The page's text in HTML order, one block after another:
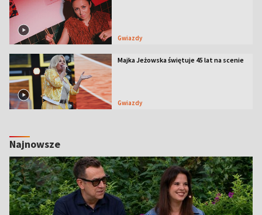
Gwiazdy
Majka Jeżowska świętuje 45 lat na scenie
Gwiazdy
Najnowsze